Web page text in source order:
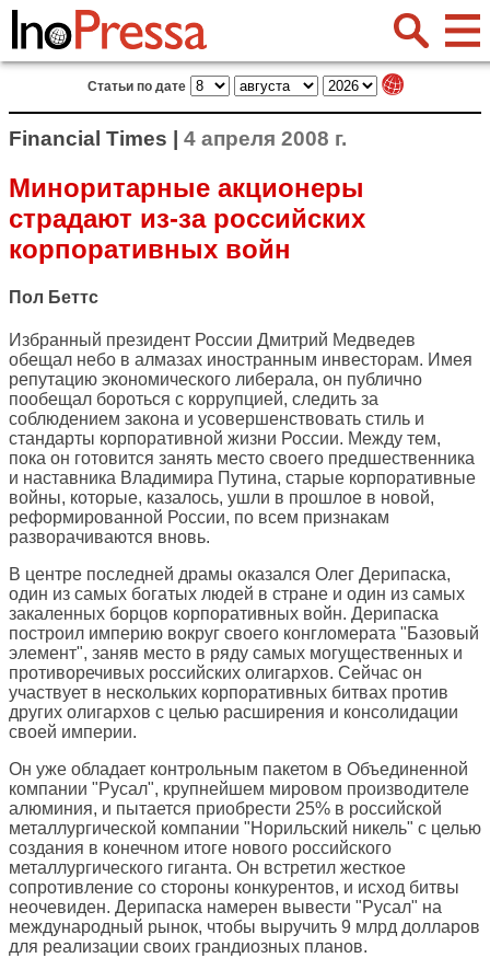
Статьи по дате
Financial Times | 4 апреля 2008 г.
Миноритарные акционеры
страдают из-за российских
корпоративных войн
Пол Беттс
Избранный президент России Дмитрий Медведев
обещал небо в алмазах иностранным инвесторам. Имея
репутацию экономического либерала, он публично
пообещал бороться с коррупцией, следить за
соблюдением закона и усовершенствовать стиль и
стандарты корпоративной жизни России. Между тем,
пока он готовится занять место своего предшественника
и наставника Владимира Путина, старые корпоративные
войны, которые, казалось, ушли в прошлое в новой,
реформированной России, по всем признакам
разворачиваются вновь.
В центре последней драмы оказался Олег Дерипаска,
один из самых богатых людей в стране и один из самых
закаленных борцов корпоративных войн. Дерипаска
построил империю вокруг своего конгломерата "Базовый
элемент", заняв место в ряду самых могущественных и
противоречивых российских олигархов. Сейчас он
участвует в нескольких корпоративных битвах против
других олигархов с целью расширения и консолидации
своей империи.
Он уже обладает контрольным пакетом в Объединенной
компании "Русал", крупнейшем мировом производителе
алюминия, и пытается приобрести 25% в российской
металлургической компании "Норильский никель" с целью
создания в конечном итоге нового российского
металлургического гиганта. Он встретил жесткое
сопротивление со стороны конкурентов, и исход битвы
неочевиден. Дерипаска намерен вывести "Русал" на
международный рынок, чтобы выручить 9 млрд долларов
для реализации своих грандиозных планов.